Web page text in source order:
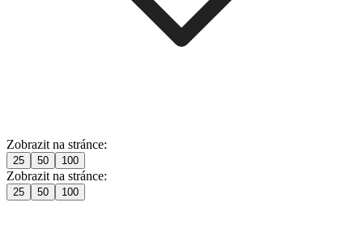
Zobrazit na stránce:
25 50 100
Zobrazit na stránce:
25 50 100